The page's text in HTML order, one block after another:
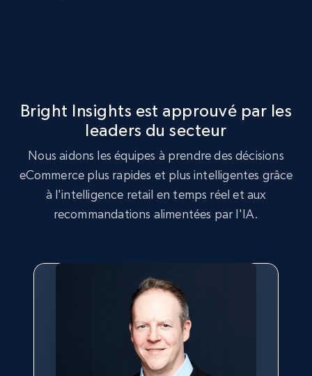
2.5K+ 359+ Commencer
Google Shopping
URL, Product id, Title, Product description,
Rating, Reviews count, Images, Variations, and
2.4K+
Google Shopping - collects products from
web using keywords
Bright Insights est approuvé par les
leaders du secteur
Nous aidons les équipes à prendre des décisions
eCommerce plus rapides et plus intelligentes grâce
à l'intelligence retail en temps réel et aux
recommandations alimentées par l'IA.